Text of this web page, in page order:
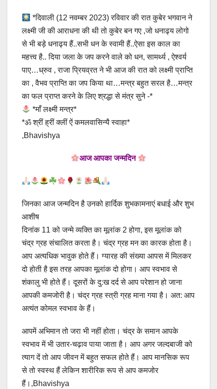
*दिवाली (12 नवम्बर 2023) रविवार की रात कुबेर भगवान ने
लक्ष्मी जी की आराधना की थी तो कुबेर बन गए ,जो धनाढ्य लोगो
से भी बड़े धनाढ्य हैं..सभी धन के स्वामी हैं..ऐसा इस काल का
महत्त्व है.. दिया जला के जप करने वाले को धन, सामर्थ्य , ऐश्वर्य
पाए…ध्रुव , राजा प्रियव्रत ने भी आज की रात को लक्ष्मी प्राप्ति
का , वैभव प्राप्ति का जप किया था…मन्त्र बहुत सरल है…मन्त्र
का फल प्राप्त करने के लिए श्रद्धा से मंत्र सुने -*
*माँ लक्ष्मी मन्त्र*
*ॐ श्रीं ह्रीं क्लीं ऐं कमलवासिन्यै स्वाहा*
,Bhavishya
आज आपका जन्मदिन
जिनका आज जन्मदिन है उनको हार्दिक शुभकामनाएं बधाई और शुभ
आशीष
दिनांक 11 को जन्मे व्यक्ति का मूलांक 2 होगा, इस मूलांक को
चंद्र ग्रह संचालित करता है। चंद्र ग्रह मन का कारक होता है।
आप अत्यधिक भावुक होते हैं। ग्यारह की संख्या आपस में मिलकर
दो होती है इस तरह आपका मूलांक दो होगा। आप स्वभाव से
शंकालु भी होते हैं। दूसरों के दु:ख दर्द से आप परेशान हो जाना
आपकी कमजोरी है। चंद्र ग्रह स्त्री ग्रह माना गया है। अत: आप
अत्यंत कोमल स्वभाव के हैं।
आपमें अभिमान तो जरा भी नहीं होता। चंद्र के समान आपके
स्वभाव में भी उतार-चढ़ाव पाया जाता है। आप अगर जल्दबाजी को
त्याग दें तो आप जीवन में बहुत सफल होते हैं। आप मानसिक रूप
से तो स्वस्थ हैं लेकिन शारीरिक रूप से आप कमजोर
हैं।,Bhavishya